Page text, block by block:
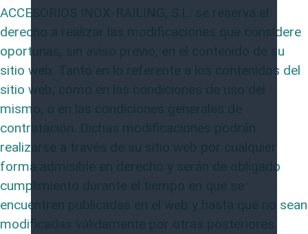
ACCESORIOS INOX-RAILING, S.L. se reserva el
derecho a realizar las modificaciones que considere
oportunas, sin aviso previo, en el contenido de su
sitio web. Tanto en lo referente a los contenidos del
sitio web, como en las condiciones de uso del
mismo, o en las condiciones generales de
contratación. Dichas modificaciones podrán
realizarse a través de su sitio web por cualquier
forma admisible en derecho y serán de obligado
cumplimiento durante el tiempo en que se
encuentren publicadas en el web y hasta que no sean
modificadas válidamente por otras posteriores.